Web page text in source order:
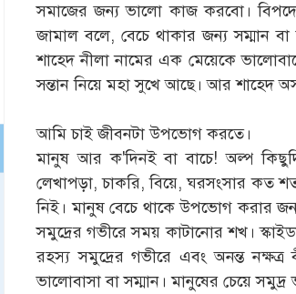
সমাজের জন্য ভালো কাজ করবো।
জামাল বলে, বেচে থাকার জন্য সম্মান
শাহেদ নীলা নামের এক মেয়েকে
সন্তান নিয়ে মহা সুখে আছে। আর শাহেদ
আমি চাই জীবনটা উপভোগ করতে।
মানুষ আর ক'দিনই বা বাচে! অল্প
লেখাপড়া, চাকরি, বিয়ে, ঘরসংসার কত
নিই। মানুষ বেচে থাকে উপভোগ করার
সমুদ্রের গভীরে সময় কাটানোর শখ।
রহস্য সমুদ্রের গভীরে এবং অনন্ত
ভালোবাসা বা সম্মান। মানুষের চেয়ে